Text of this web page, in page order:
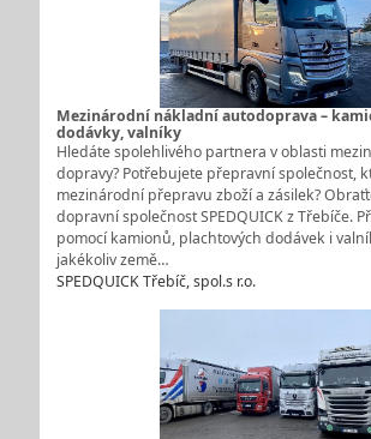
Mezinárodní nákladní autodoprava –
dodávky, valníky
Hledáte spolehlivého partnera v oblasti
dopravy? Potřebujete přepravní společnost,
mezinárodní přepravu zboží a zásilek?
dopravní společnost SPEDQUICK z Třebíče.
pomocí kamionů, plachtových dodávek i
jakékoliv země…
SPEDQUICK Třebíč, spol.s r.o.